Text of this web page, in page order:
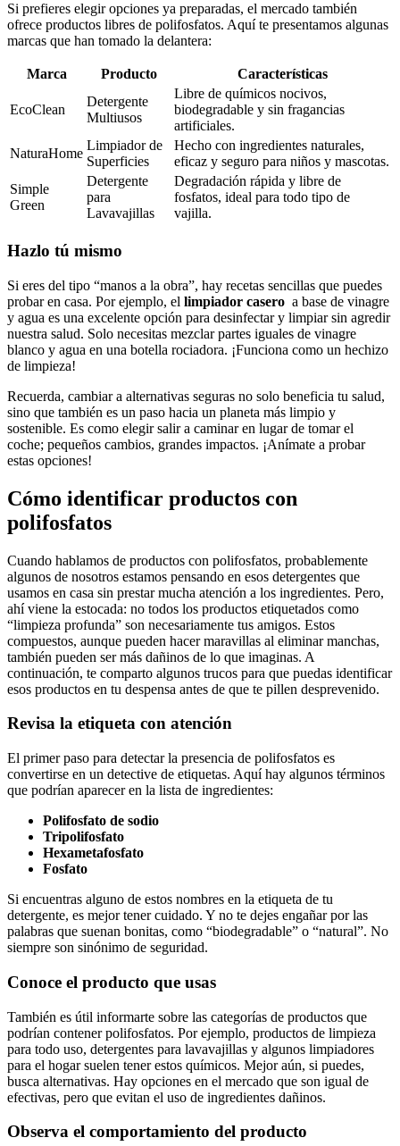
Si prefieres elegir opciones ya preparadas, ⁢el mercado⁢ también
ofrece productos libres​ de polifosfatos. Aquí te presentamos algunas
marcas que ⁣han⁣ tomado ⁢la ‌delantera:
Marca Producto Características
EcoClean
Detergente
Multiusos
Libre de químicos ‍nocivos,
‍biodegradable⁤ y‌ sin fragancias
artificiales.
NaturaHome
Limpiador‌ de
Superficies
Hecho ⁢con ⁤ingredientes naturales,
eficaz⁢ y seguro para niños‌ y⁣ mascotas.
Simple
Green
Detergente
para
Lavavajillas
Degradación rápida y​ libre de‍
fosfatos, ideal⁤ para todo tipo de
vajilla.
Hazlo tú mismo
Si eres del tipo⁤ “manos⁤ a la ​obra”, ‌hay recetas sencillas que puedes
probar ​en ⁣casa. Por ‍ejemplo, el limpiador ⁣casero ‌ a base de ⁢vinagre
⁣y agua es ​una excelente opción para desinfectar y limpiar‌ sin⁤ agredir
nuestra salud. Solo necesitas ⁢mezclar partes ‍iguales de vinagre​
blanco y agua en una botella rociadora. ¡Funciona como un⁤ hechizo
de limpieza!
Recuerda, cambiar​ a​ alternativas seguras no solo⁣ beneficia‍ tu salud,
‌sino⁣ que también es‌ un paso hacia un planeta más limpio‍ y
sostenible.‍ Es ‍como elegir ‍salir a caminar⁢ en lugar ⁣de tomar​ el
coche; ‍pequeños cambios, grandes impactos. ¡Anímate a​ probar
estas opciones!
Cómo ‌identificar productos con
‍polifosfatos
Cuando hablamos ​de productos ​con ⁣polifosfatos, probablemente​
algunos de ⁤nosotros estamos pensando en esos‍ detergentes ⁤que
usamos en casa sin prestar mucha atención a ‍los ingredientes. Pero,
⁢ahí viene la ‍estocada:‍ no todos los productos ‍etiquetados ​como
“limpieza profunda” son necesariamente tus amigos.⁣ Estos
compuestos, aunque‌ pueden hacer maravillas al ⁤eliminar manchas,
también pueden ser‍ más dañinos‍ de lo que imaginas. A​
continuación, ⁤te comparto ‍algunos trucos ‌para que puedas⁢ identificar
esos productos ‍en ⁤tu despensa​ antes ⁢de que te pillen desprevenido.
Revisa la⁣ etiqueta con‍ atención
El primer‍ paso para‌ detectar la presencia de ​polifosfatos es
convertirse en un detective⁢ de⁤ etiquetas. Aquí hay algunos términos
que podrían aparecer en ⁣la lista de ingredientes:
Polifosfato de ‍sodio
Tripolifosfato
Hexametafosfato
Fosfato
Si⁢ encuentras alguno de estos nombres en la ‌etiqueta de tu
detergente, es‌ mejor tener cuidado.⁢ Y no te dejes engañar⁢ por ⁤las
palabras que suenan bonitas,⁣ como “biodegradable” o “natural”. No
‍siempre⁢ son sinónimo de seguridad.
Conoce el producto ​que usas
También es útil informarte sobre‍ las categorías ⁣de productos que
podrían ⁢contener polifosfatos. Por ​ejemplo, productos de limpieza
⁢para todo​ uso, detergentes para lavavajillas‍ y algunos limpiadores
para el‍ hogar suelen tener ⁣estos⁣ químicos. Mejor⁤ aún,⁤ si ‍puedes,
busca alternativas. Hay opciones en el mercado‌ que son ‍igual de‍
efectivas, pero que​ evitan el uso‍ de ingredientes‌ dañinos.
Observa el‌ comportamiento del producto